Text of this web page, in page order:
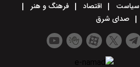
سیاست اقتصاد
فرهنگ و هنر
صدای شرق